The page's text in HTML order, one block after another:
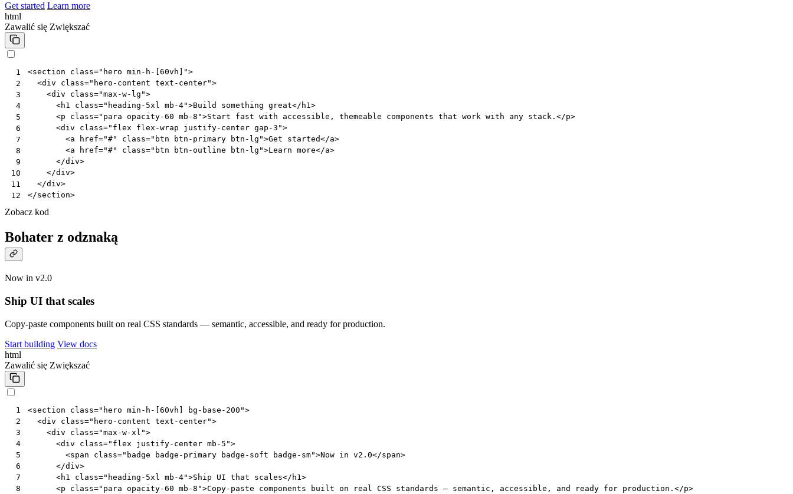
Get started Learn more
html
Zawalić się Zwiększać
1
2
3
4
5
6
7
8
9
10
11
12
<section class="hero min-h-[60vh]">
<div class="hero-content text-center">
<div class="max-w-lg">
<h1 class="heading-5xl mb-4">Build something great</ h1>
<p class="para opacity-60 mb-8">Start fast with accessible, themeable components that work with any stack. </p>
<div class="flex flex-wrap justify-center gap-3">
<a href="#" class="btn btn-primary btn-lg">Get started</a>
<a href="#" class="btn btn-outline btn-lg">Learn more</a>
</div>
</div>
</div>
</section>
Zobacz kod
Bohater z odznaką
Now in v2.0
Ship UI that scales
Copy-paste components built on real CSS standards — semantic, accessible, and ready for production.
Start building View docs
html
Zawalić się Zwiększać
1
2
3
4
5
6
7
8
<section class="hero min-h-[60vh] bg-base-200">
<div class="hero-content text-center">
<div class="max-w-xl">
<div class="flex justify-center mb-5">
<span class="badge badge-primary badge-soft badge-sm">Now in v2.0</span>
</div>
<h1 class="heading-5xl mb-4">Ship UI that scales</ h1 >
<p class="para opacity-60 mb-8">Copy-paste components built on real CSS standards — semantic, accessible, and ready for production. </p>